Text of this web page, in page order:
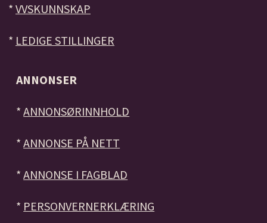
* VVSKUNNSKAP
* LEDIGE STILLINGER
ANNONSER
*ANNONSØRINNHOLD
*ANNONSE PÅ NETT
*ANNONSE I FAGBLAD
* PERSONVERNERKLÆRING